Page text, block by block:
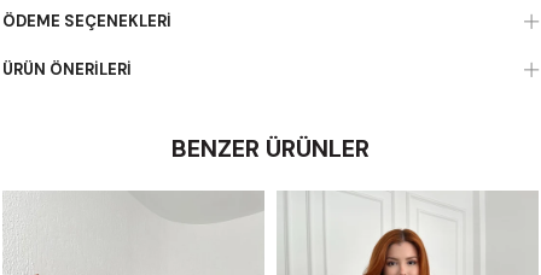
ÖDEME SEÇENEKLERI
ÜRÜN ÖNERILERI
BENZER ÜRÜNLER